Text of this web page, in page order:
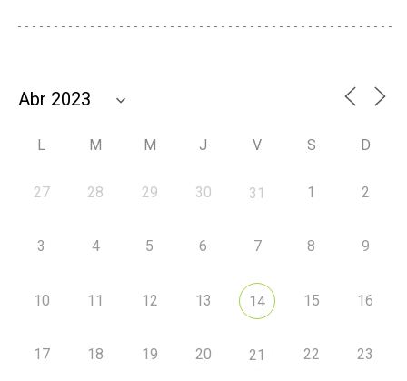
L M M J V S D
27 28 29 30 31 1 2
3 4 5 6 7 8 9
10 11 12 13 14 15 16
17 18 19 20 21 22 23